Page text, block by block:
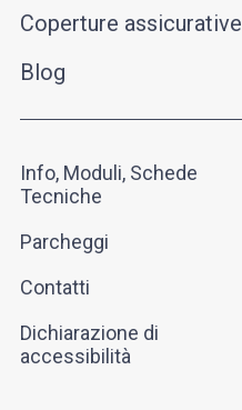
Coperture assicurative
Blog
Info, Moduli, Schede
Tecniche
Parcheggi
Contatti
Dichiarazione di
accessibilità